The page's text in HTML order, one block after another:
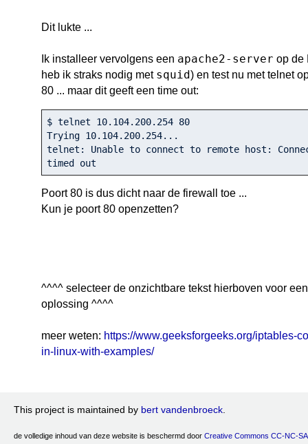
Dit lukte ...
Ik installeer vervolgens een apache2-server op de
heb ik straks nodig met squid) en test nu met telnet
80 ... maar dit geeft een time out:
$ telnet 10.104.200.254 80
Trying 10.104.200.254...
telnet: Unable to connect to remote host:
timed out
Poort 80 is dus dicht naar de firewall toe ...
Kun je poort 80 openzetten?
^^^^ selecteer de onzichtbare tekst hierboven voor een
oplossing ^^^^
meer weten: https://www.geeksforgeeks.org/iptables-
in-linux-with-examples/
This project is maintained by bert vandenbroeck
de volledige inhoud van deze website is beschermd door Creative Commons CC-NC-